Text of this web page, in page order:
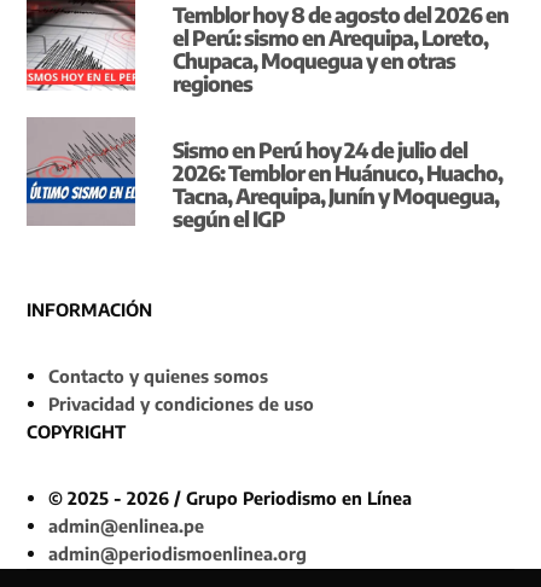
Temblor hoy 8 de agosto del 2026 en
el Perú: sismo en Arequipa, Loreto,
Chupaca, Moquegua y en otras
regiones
Sismo en Perú hoy 24 de julio del
2026: Temblor en Huánuco, Huacho,
Tacna, Arequipa, Junín y Moquegua,
según el IGP
INFORMACIÓN
Contacto y quienes somos
Privacidad y condiciones de uso
COPYRIGHT
© 2025 - 2026 / Grupo Periodismo en Línea
admin@enlinea.pe
admin@periodismoenlinea.org